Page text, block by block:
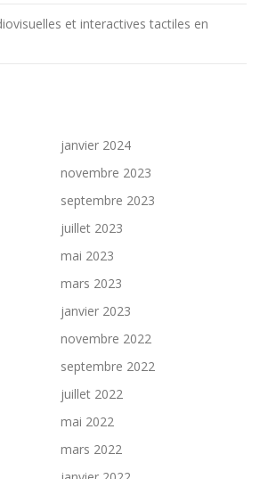
et interactives tactiles en
janvier 2024
novembre 2023
septembre 2023
juillet 2023
mai 2023
mars 2023
janvier 2023
novembre 2022
septembre 2022
juillet 2022
mai 2022
mars 2022